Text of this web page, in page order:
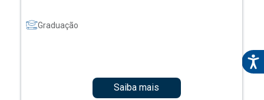
Graduação
Saiba mais